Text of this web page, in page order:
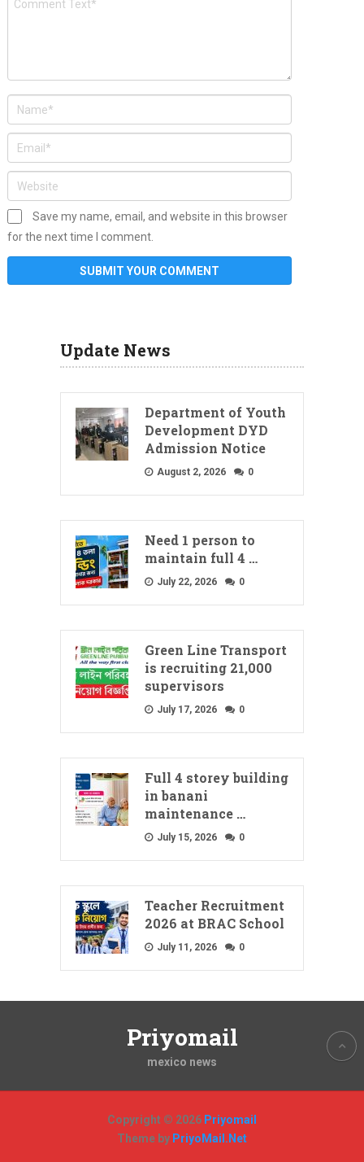
Save my name, email, and website in this browser
for the next time I comment.
Update News
Department of Youth
Development DYD
Admission Notice
August 2, 2026 0
Need 1 person to
maintain full 4 …
July 22, 2026 0
Green Line Transport
is recruiting 21,000
supervisors
July 17, 2026 0
Full 4 storey building
in banani
maintenance …
July 15, 2026 0
Teacher Recruitment
2026 at BRAC School
July 11, 2026 0
Priyomail
mexico news
Copyright © 2026 Priyomail
Theme by PriyoMail.Net